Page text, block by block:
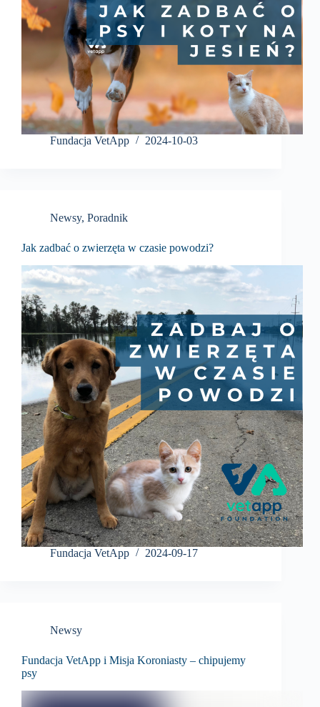
Fundacja VetApp 2024-10-03
Newsy, Poradnik
Jak zadbać o zwierzęta w czasie powodzi?
Fundacja VetApp 2024-09-17
Newsy
Fundacja VetApp i Misja Koroniasty – chipujemy
psy